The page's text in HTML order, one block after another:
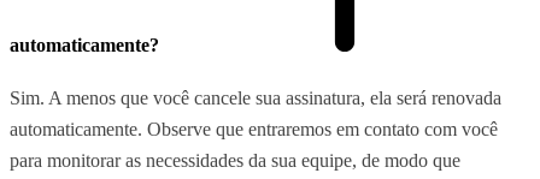
automaticamente?
Sim. A menos que você cancele sua assinatura, ela será renovada
automaticamente. Observe que entraremos em contato com você
para monitorar as necessidades da sua equipe, de modo que